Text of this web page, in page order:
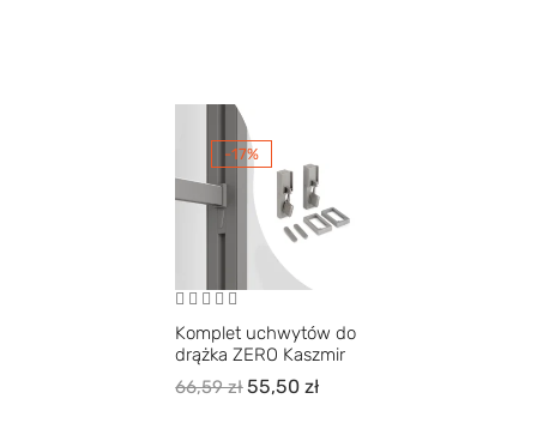
-17%
Komplet uchwytów do
drążka ZERO Kaszmir
66,59zł 55,50zł